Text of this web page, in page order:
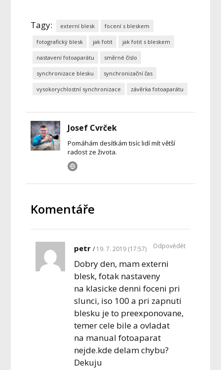
Tagy: externí blesk focení s bleskem
fotografický blesk jak fotit jak fotit s bleskem
nastavení fotoaparátu směrné číslo
synchronizace blesku synchronizační čas
vysokorychlostní synchronizace závěrka fotoaparátu
Josef Cvrček
Pomáhám desítkám tisíc lidí mít větší
radost ze života.
Komentáře
petr 19. 7. 2019 (17:57)
Dobry den, mam externi
blesk, fotak nastaveny
na klasicke denni foceni pri
slunci, iso 100 a pri zapnuti
blesku je to preexponovane,
temer cele bile a ovladat
na manual fotoaparat
nejde.kde delam chybu?
Dekuju
Odpovědět